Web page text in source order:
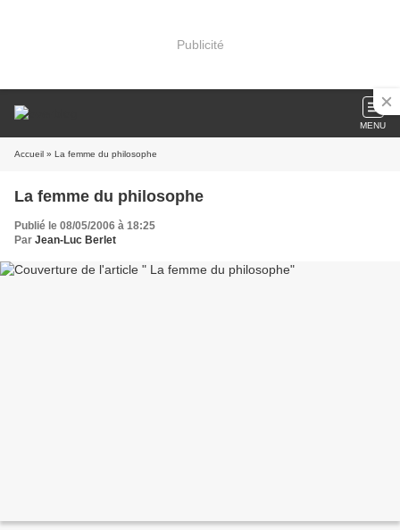
Publicité
MENU
Accueil » La femme du philosophe
La femme du philosophe
Publié le 08/05/2006 à 18:25
Par Jean-Luc Berlet